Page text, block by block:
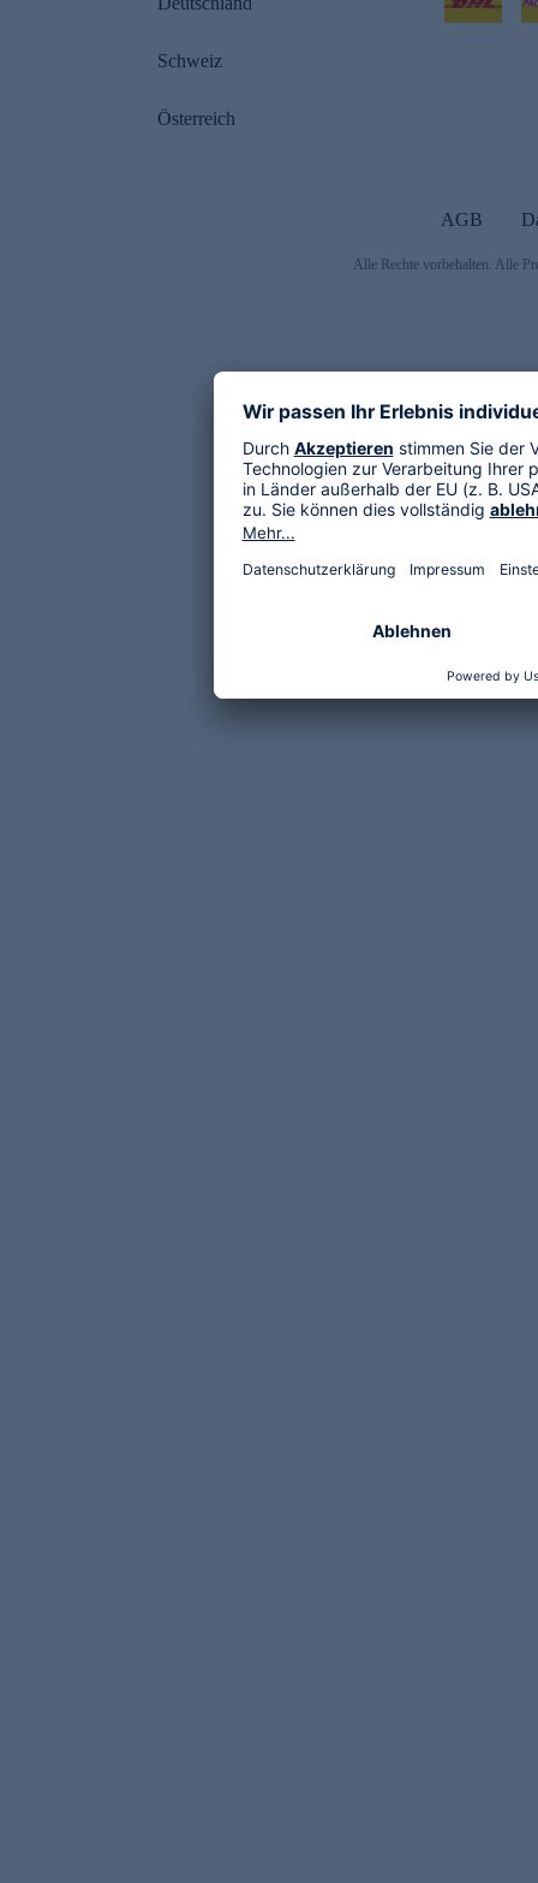
Schweiz
Österreich
AGB
Alle Rechte vorbehalten. Alle